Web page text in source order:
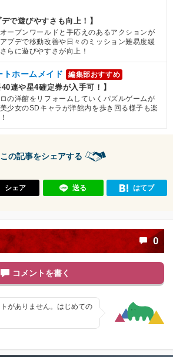
デで遊びやすさも向上！】
ープンワールドと手応えのあるアクションが
プデで移動改善や日々のミッション難易度緩
らに遊びやすさが向上！
トホームメイド 編集部おすすめ
40連や星4確定券が入手可！】
の洋館をリフォームしていくパズルゲームが
少女のSDキャラが洋館内を歩き回る様子も楽
この記事をシェアする
シェア 送る はてブ
0
コメントを書く
がありません。はじめての